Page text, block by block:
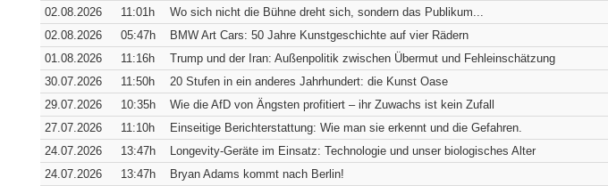
Wie Bremens ärmstes Viertel zum teuersten Pflaster wurde
Bremen [SiSt24] Wer durch den Schnoor läuft, muss die Schultern manchmal
einziehen: Die Gassen sind so schmal, dass zwei Menschen kaum nebeneinander
passen. Genau das hat das[Weiterlesen...]
65 Tafeln, 132 Helden und 358 Stufen und Marmor
02.08.2026
11:01h
Wo sich nicht die Bühne dreht sich, sondern das Publikum...
02.08.2026
05:47h
BMW Art Cars: 50 Jahre Kunstgeschichte auf vier Rädern
01.08.2026
11:16h
Trump und der Iran: Außenpolitik zwischen Übermut und Fehleinschätzung
30.07.2026
11:50h
20 Stufen in ein anderes Jahrhundert: die Kunst Oase
29.07.2026
10:35h
Wie die AfD von Ängsten profitiert – ihr Zuwachs ist kein Zufall
27.07.2026
11:10h
Einseitige Berichterstattung: Wie man sie erkennt und die Gefahren.
24.07.2026
13:47h
Longevity-Geräte im Einsatz: Technologie und unser biologisches Alter
24.07.2026
13:47h Bryan Adams kommt nach Berlin!